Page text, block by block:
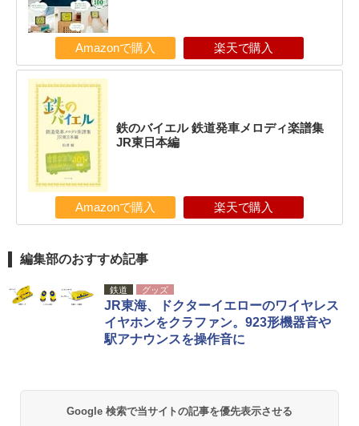
Amazonで購入 楽天で購入
鉄のバイエル 鉄道発車メロディ楽譜集
JR東日本編
Amazonで購入 楽天で購入
編集部のおすすめ記事
鉄道 グッズ
JR東海、ドクターイエローのワイヤレス
イヤホンをクラファン。923形機器音や
駅アナウンスを操作音に
Google 検索で当サイトの記事を優先表示させる